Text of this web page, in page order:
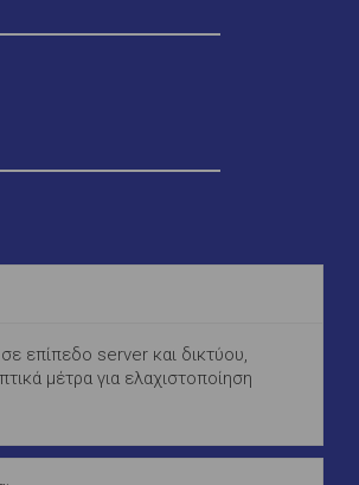
επίπεδο server και δικτύου,
μέτρα για ελαχιστοποίηση